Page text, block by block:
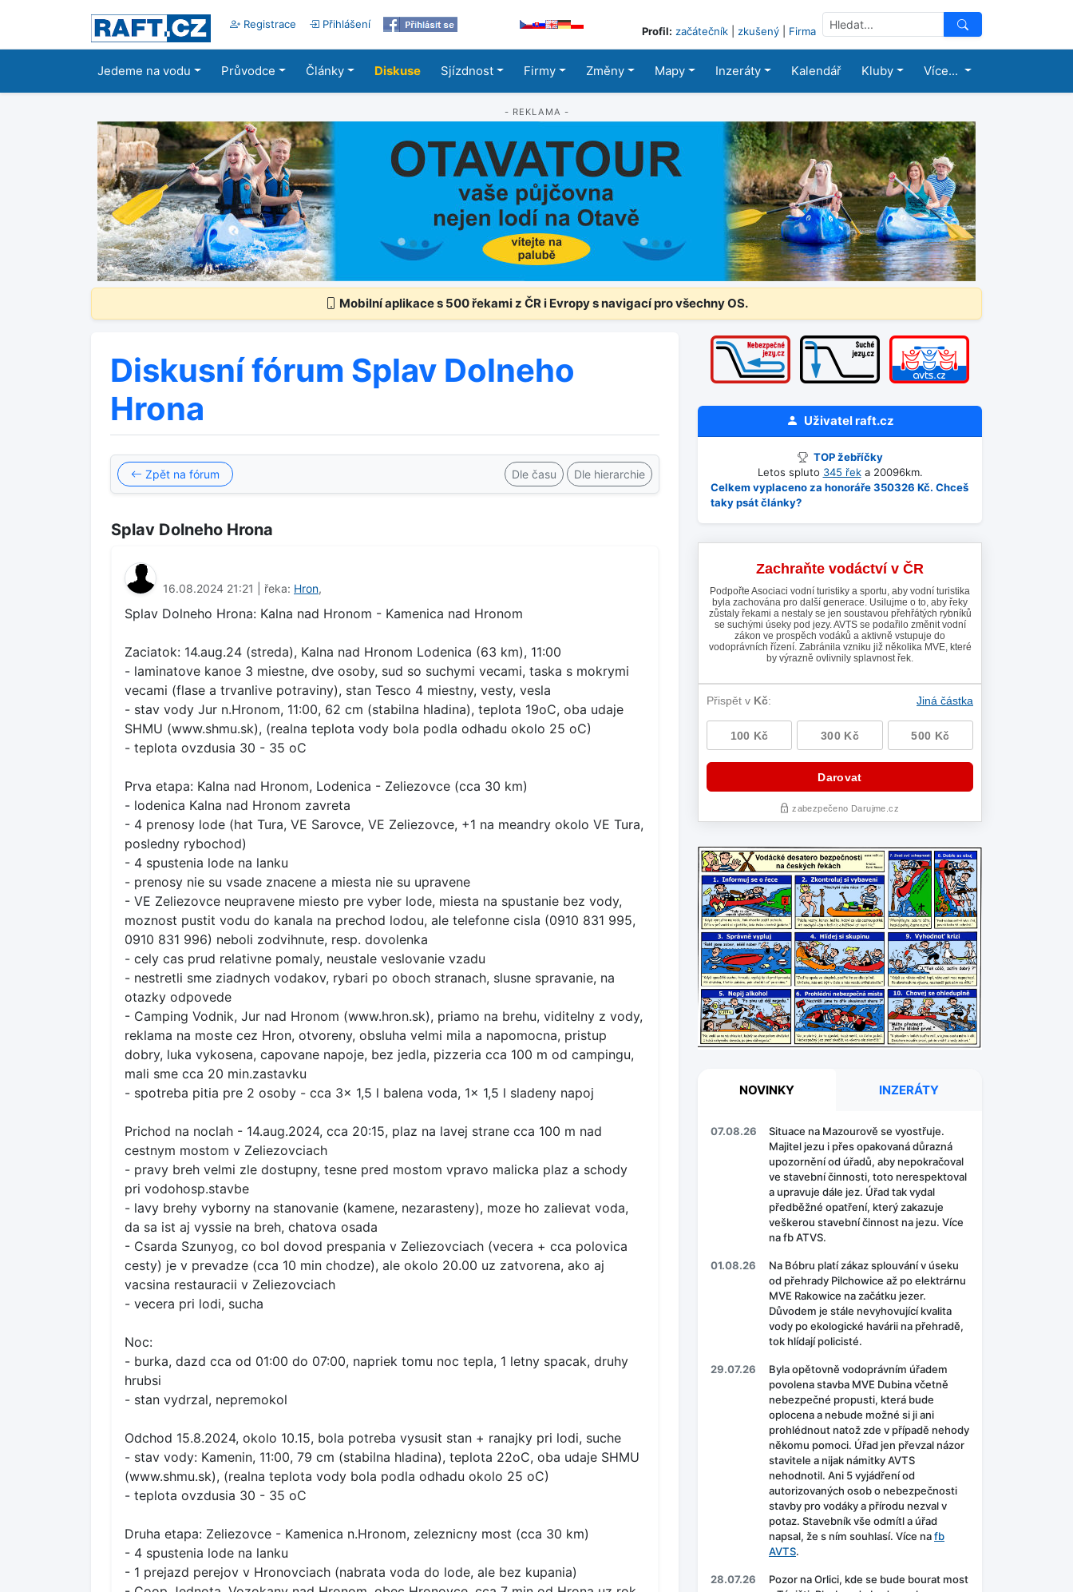
Registrace Přihlášení
Profil: začátečník zkušený Firma
Jedeme na vodu Průvodce Články Diskuse Sjízdnost Firmy Změny Mapy Inzeráty Kalendář Kluby Více...
- REKLAMA -
Mobilní aplikace s 500 řekami z ČR i Evropy s navigací pro všechny OS.
Diskusní fórum Splav Dolneho
Hrona
Zpět na fórum Dle času Dle hierarchie
Splav Dolneho Hrona
16.08.2024 21:21 | řeka: Hron,
Splav Dolneho Hrona: Kalna nad Hronom - Kamenica nad Hronom
Zaciatok: 14.aug.24 (streda), Kalna nad Hronom Lodenica (63 km), 11:00
- laminatove kanoe 3 miestne, dve osoby, sud so suchymi vecami, taska s mokrymi
vecami (flase a trvanlive potraviny), stan Tesco 4 miestny, vesty, vesla
- stav vody Jur n.Hronom, 11:00, 62 cm (stabilna hladina), teplota 19oC, oba udaje
SHMU (www.shmu.sk), (realna teplota vody bola podla odhadu okolo 25 oC)
- teplota ovzdusia 30 - 35 oC
Prva etapa: Kalna nad Hronom, Lodenica - Zeliezovce (cca 30 km)
- lodenica Kalna nad Hronom zavreta
- 4 prenosy lode (hat Tura, VE Sarovce, VE Zeliezovce, +1 na meandry okolo VE Tura,
posledny rybochod)
- 4 spustenia lode na lanku
- prenosy nie su vsade znacene a miesta nie su upravene
- VE Zeliezovce neupravene miesto pre vyber lode, miesta na spustanie bez vody,
moznost pustit vodu do kanala na prechod lodou, ale telefonne cisla (0910 831 995,
0910 831 996) neboli zodvihnute, resp. dovolenka
- cely cas prud relativne pomaly, neustale veslovanie vzadu
- nestretli sme ziadnych vodakov, rybari po oboch stranach, slusne spravanie, na
otazky odpovede
- Camping Vodnik, Jur nad Hronom (www.hron.sk), priamo na brehu, viditelny z vody,
reklama na moste cez Hron, otvoreny, obsluha velmi mila a napomocna, pristup
dobry, luka vykosena, capovane napoje, bez jedla, pizzeria cca 100 m od campingu,
mali sme cca 20 min.zastavku
- spotreba pitia pre 2 osoby - cca 3x 1,5 l balena voda, 1x 1,5 l sladeny napoj
Prichod na noclah - 14.aug.2024, cca 20:15, plaz na lavej strane cca 100 m nad
cestnym mostom v Zeliezovciach
- pravy breh velmi zle dostupny, tesne pred mostom vpravo malicka plaz a schody
pri vodohosp.stavbe
- lavy brehy vyborny na stanovanie (kamene, nezarasteny), moze ho zalievat voda,
da sa ist aj vyssie na breh, chatova osada
- Csarda Szunyog, co bol dovod prespania v Zeliezovciach (vecera + cca polovica
cesty) je v prevadze (cca 10 min chodze), ale okolo 20.00 uz zatvorena, ako aj
vacsina restauracii v Zeliezovciach
- vecera pri lodi, sucha
Noc:
- burka, dazd cca od 01:00 do 07:00, napriek tomu noc tepla, 1 letny spacak, druhy
hrubsi
- stan vydrzal, nepremokol
Odchod 15.8.2024, okolo 10.15, bola potreba vysusit stan + ranajky pri lodi, suche
- stav vody: Kamenin, 11:00, 79 cm (stabilna hladina), teplota 22oC, oba udaje SHMU
(www.shmu.sk), (realna teplota vody bola podla odhadu okolo 25 oC)
- teplota ovzdusia 30 - 35 oC
Druha etapa: Zeliezovce - Kamenica n.Hronom, zeleznicny most (cca 30 km)
- 4 spustenia lode na lanku
- 1 prejazd perejov v Hronovciach (nabrata voda do lode, ale bez kupania)
Uživatelraft.cz
TOP žebříčky
Letos spluto 345 řeka 20096km.
Celkem vyplaceno za honoráře 350326 Kč. Chceš
taky psát články?
NOVINKY INZERÁTY
07.08.26
Situace na Mazourově se vyostřuje.
Majitel jezu i přes opakovaná důrazná
upozornění od úřadů, aby nepokračoval
ve stavební činnosti, toto nerespektoval
a upravuje dále jez. Úřad tak vydal
předběžné opatření, který zakazuje
veškerou stavební činnost na jezu. Více
na fb ATVS.
01.08.26
Na Bóbru platí zákaz splouvání v úseku
od přehrady Pilchowice až po elektrárnu
MVE Rakowice na začátku jezer.
Důvodem je stále nevyhovující kvalita
vody po ekologické havárii na přehradě,
tok hlídají policisté.
29.07.26
Byla opětovně vodoprávním úřadem
povolena stavba MVE Dubina včetně
nebezpečné propusti, která bude
oplocena a nebude možné si ji ani
prohlédnout natož zde v případě nehody
někomu pomoci. Úřad jen převzal názor
stavitele a nijak námitky AVTS
nehodnotil. Ani 5 vyjádření od
autorizovaných osob o nebezpečnosti
stavby pro vodáky a přírodu nezval v
potaz. Stavebník vše odmítl a úřad
napsal, že s ním souhlasí. Více nafb
AVTS.
28.07.26
Pozor na Orlici, kde se bude bourat most